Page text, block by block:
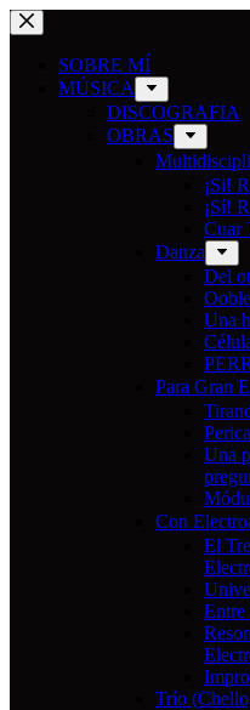
Saltar
al
contenidoSOBRE MÍ
MÚSICA
DISCOGRAFIA
OBRAS
¡Si!
¡Sí!
Cuar
Danza
Del
Una
Para Gran
Una
Con
El
Entre
Trío